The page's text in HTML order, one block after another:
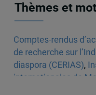
Thèmes et
Comptes-rendus
de recherche sur
diaspora (CERIAS),
internationales de